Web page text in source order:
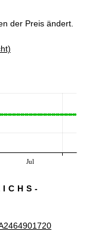
der Preis ändert.
Jul